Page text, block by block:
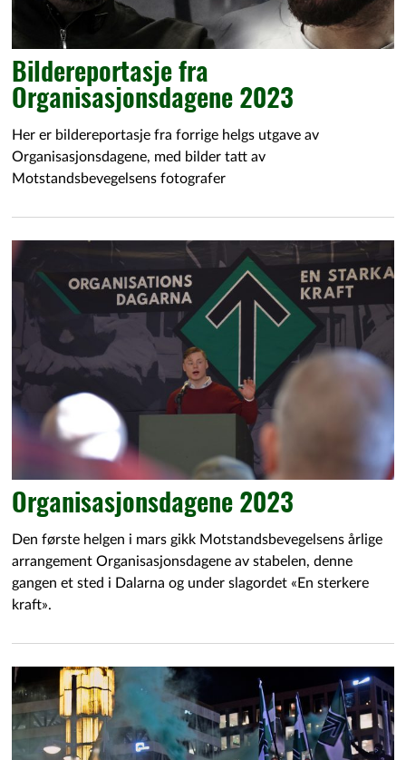
Bildereportasje fra
Organisasjonsdagene 2023
Her er bildereportasje fra forrige helgs utgave av
Organisasjonsdagene, med bilder tatt av
Motstandsbevegelsens fotografer
Organisasjonsdagene 2023
Den første helgen i mars gikk Motstandsbevegelsens årlige
arrangement Organisasjonsdagene av stabelen, denne
gangen et sted i Dalarna og under slagordet «En sterkere
kraft».